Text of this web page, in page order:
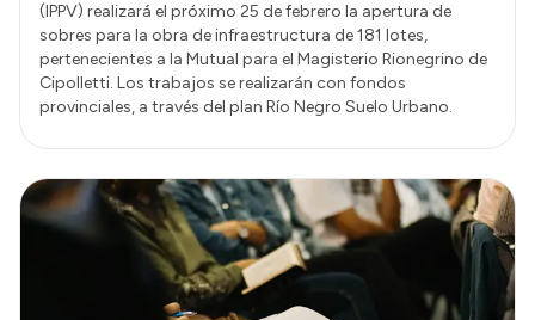
(IPPV) realizará el próximo 25 de febrero la apertura de
sobres para la obra de infraestructura de 181 lotes,
pertenecientes a la Mutual para el Magisterio Rionegrino de
Cipolletti. Los trabajos se realizarán con fondos
provinciales, a través del plan Río Negro Suelo Urbano.